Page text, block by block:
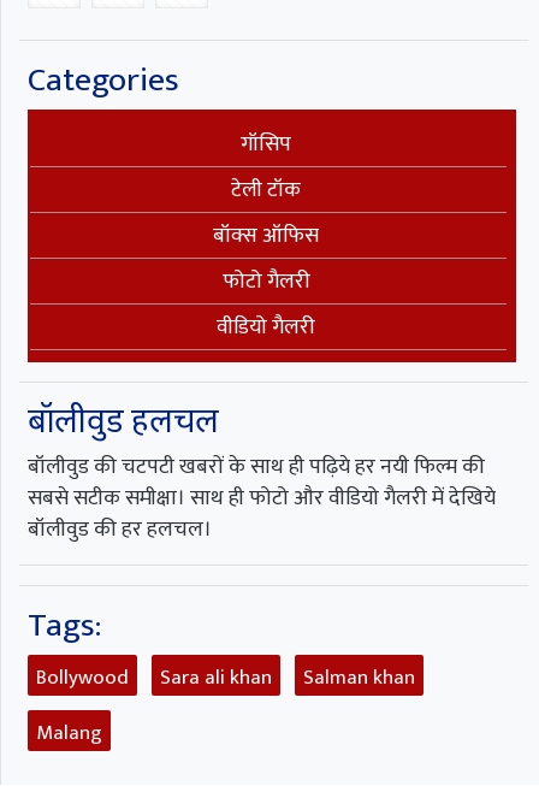
Categories
गॉसिप
टेली टॉक
बॉक्स ऑफिस
फोटो गैलरी
वीडियो गैलरी
बॉलीवुड हलचल
बॉलीवुड की चटपटी खबरों के साथ ही पढ़िये हर नयी फिल्म की
सबसे सटीक समीक्षा। साथ ही फोटो और वीडियो गैलरी में देखिये
बॉलीवुड की हर हलचल।
Tags:
Bollywood Sara ali khan
Salman khan
Malang